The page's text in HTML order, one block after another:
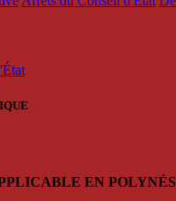
EN